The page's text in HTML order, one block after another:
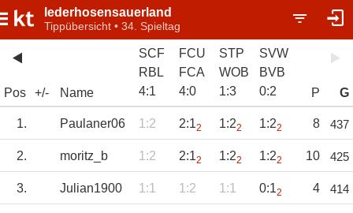
lederhosensauerland
Tippübersicht • 34. Spieltag
Pos +/- Name
SCF
RBL
4:1
FCU
FCA
4:0
STP
WOB
1:3
SVW
BVB
0:2 P G
1. Paulaner06 1:2 2:12 1:22 1:22 8 437
2. moritz_b 1:2 2:12 1:22 1:22 10 425
3. Julian1900 1:1 1:2 1:1 0:12 4 414